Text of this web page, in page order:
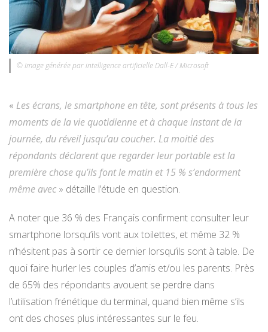
© Image générée par intelligence artificielle Dall-E / Microsoft
« Les écrans, le smartphone en tête, sont présents à tous les
moments de la vie quotidienne et à chaque instant de la
journée, du réveil jusqu’au coucher. La moitié des
répondants déclarent que regarder leur portable est la
première chose qu’ils font le matin et 15 % s’endorment
même avec » détaille l’étude en question.
A noter que 36 % des Français confirment consulter leur
smartphone lorsqu’ils vont aux toilettes, et même 32 %
n’hésitent pas à sortir ce dernier lorsqu’ils sont à table. De
quoi faire hurler les couples d’amis et/ou les parents. Près
de 65% des répondants avouent se perdre dans
l’utilisation frénétique du terminal, quand bien même s’ils
ont des choses plus intéressantes sur le feu.